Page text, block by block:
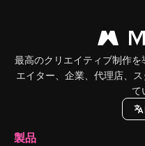
最高のクリエイティブ制作
エイター、企業、代理店、
て
製品